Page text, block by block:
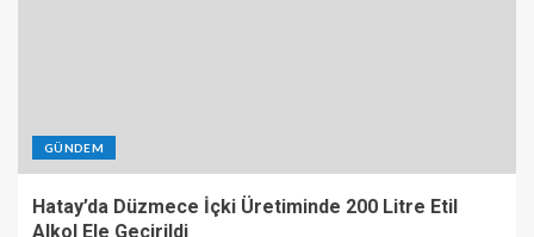
GÜNDEM
Hatay’da Düzmece İçki Üretiminde 200 Litre Etil
Alkol Ele Geçirildi